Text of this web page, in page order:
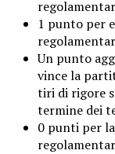
1 punto per
Un punto
vince la
tiri di rigore
termine dei
0 punti per